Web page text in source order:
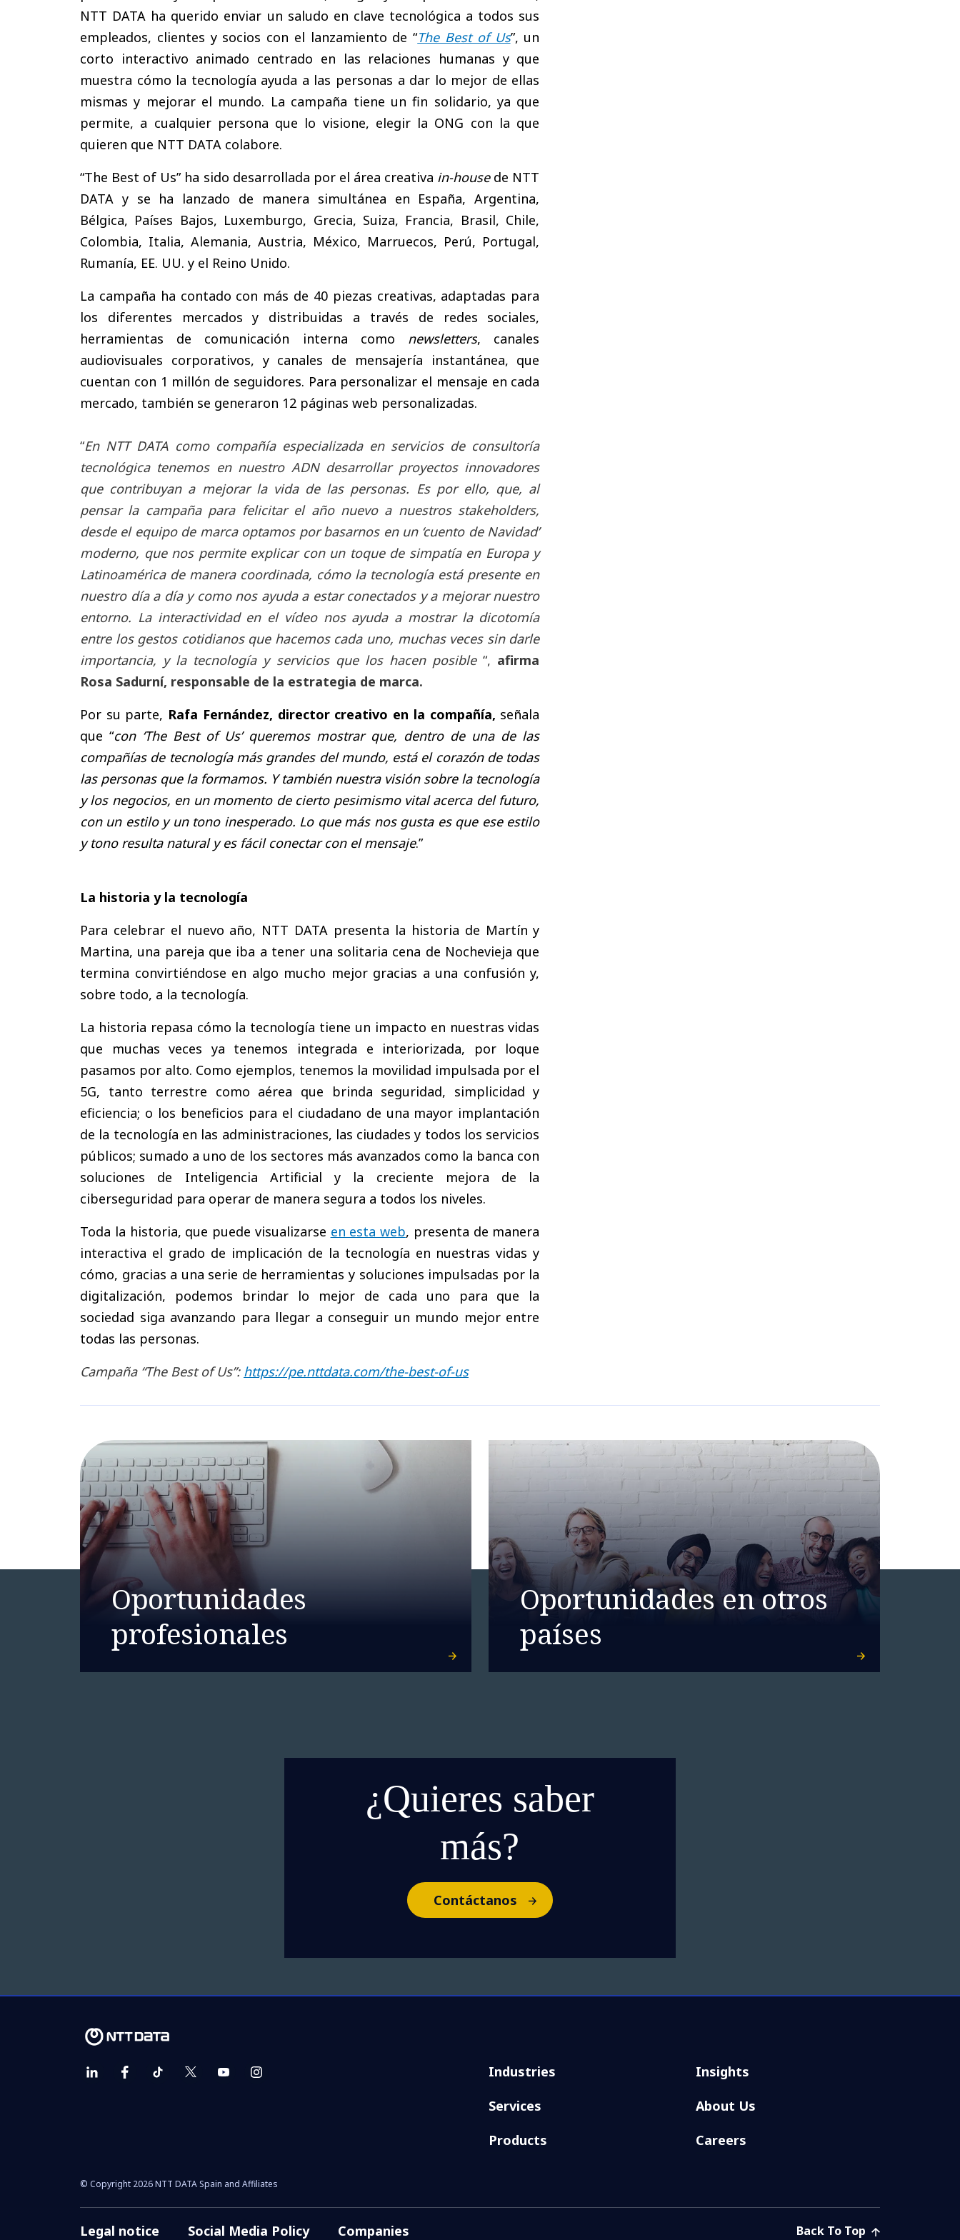
NTT DATA ha querido enviar un saludo en clave tecnológica a todos sus
empleados, clientes y socios con el lanzamiento de “The Best of Us”, un
corto interactivo animado centrado en las relaciones humanas y que
muestra cómo la tecnología ayuda a las personas a dar lo mejor de ellas
mismas y mejorar el mundo. La campaña tiene un fin solidario, ya que
permite, a cualquier persona que lo visione, elegir la ONG con la que
quieren que NTT DATA colabore.
“The Best of Us” ha sido desarrollada por el área creativa in-housede NTT
DATA y se ha lanzado de manera simultánea en España, Argentina,
Bélgica, Países Bajos, Luxemburgo, Grecia, Suiza, Francia, Brasil, Chile,
Colombia, Italia, Alemania, Austria, México, Marruecos, Perú, Portugal,
Rumanía, EE. UU. y el Reino Unido.
La campaña ha contado con más de 40 piezas creativas, adaptadas para
los diferentes mercados y distribuidas a través de redes sociales,
herramientas de comunicación interna como newsletters, canales
audiovisuales corporativos, y canales de mensajería instantánea, que
cuentan con 1 millón de seguidores. Para personalizar el mensaje en cada
mercado, también se generaron 12 páginas web personalizadas.
“En NTT DATA como compañía especializada en servicios de consultoría
tecnológica tenemos en nuestro ADN desarrollar proyectos innovadores
que contribuyan a mejorar la vida de las personas. Es por ello, que, al
pensar la campaña para felicitar el año nuevo a nuestros stakeholders,
desde el equipo de marca optamos por basarnos en un ‘cuento de Navidad’
moderno, que nos permite explicar con un toque de simpatía en Europa y
Latinoamérica de manera coordinada, cómo la tecnología está presente en
nuestro día a día y como nos ayuda a estar conectados y a mejorar nuestro
entorno. La interactividad en el vídeo nos ayuda a mostrar la dicotomía
entre los gestos cotidianos que hacemos cada uno, muchas veces sin darle
importancia, y la tecnología y servicios que los hacen posible“, afirma
Rosa Sadurní, responsable de la estrategia de marca.
Por su parte, Rafa Fernández, director creativo en la compañía, señala
que “con ‘The Best of Us’ queremos mostrar que, dentro de una de las
compañías de tecnología más grandes del mundo, está el corazón de todas
las personas que la formamos. Y también nuestra visión sobre la tecnología
y los negocios, en un momento de cierto pesimismo vital acerca del futuro,
con un estilo y un tono inesperado. Lo que más nos gusta es que ese estilo
y tono resulta natural y es fácil conectar con el mensaje.”
La historia y la tecnología
Para celebrar el nuevo año, NTT DATA presenta la historia de Martín y
Martina, una pareja que iba a tener una solitaria cena de Nochevieja que
termina convirtiéndose en algo mucho mejor gracias a una confusión y,
sobre todo, a la tecnología.
La historia repasa cómo la tecnología tiene un impacto en nuestras vidas
que muchas veces ya tenemos integrada e interiorizada, por loque
pasamos por alto. Como ejemplos, tenemos la movilidad impulsada por el
5G, tanto terrestre como aérea que brinda seguridad, simplicidad y
eficiencia; o los beneficios para el ciudadano de una mayor implantación
de la tecnología en las administraciones, las ciudades y todos los servicios
públicos; sumado a uno de los sectores más avanzados como la banca con
soluciones de Inteligencia Artificial y la creciente mejora de la
ciberseguridad para operar de manera segura a todos los niveles.
Toda la historia, que puede visualizarse en esta web, presenta de manera
interactiva el grado de implicación de la tecnología en nuestras vidas y
cómo, gracias a una serie de herramientas y soluciones impulsadas por la
digitalización, podemos brindar lo mejor de cada uno para que la
sociedad siga avanzando para llegar a conseguir un mundo mejor entre
todas las personas.
Campaña “The Best of Us”: https://pe.nttdata.com/the-best-of-us
Oportunidades
profesionales
Oportunidades en otros
países
¿Quieres saber
más?
Contáctanos
Industries
Services
Products
Insights
About Us
Careers
© Copyright 2026 NTT DATA Spain and Affiliates
Legal notice Social Media Policy Companies Back To Top